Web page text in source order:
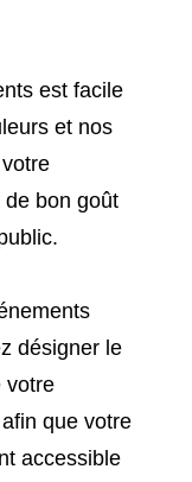
est facile
et nos
bon goût
désigner le
votre
que votre
accessible